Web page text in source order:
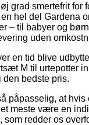
grad smertefrit
hel del Gardena
– til babyer og
uden
en tid blive
M til urtepotter
den bedste pris.
påpasselig, at
meste være en
som redder os